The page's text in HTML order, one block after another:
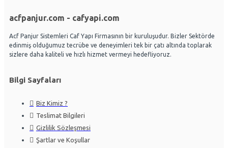
acfpanjur.com - cafyapi.com
Acf Panjur Sistemleri Caf Yapı Firmasının bir kuruluşudur. Bizler Sektörde
edinmiş olduğumuz tecrübe ve deneyimleri tek bir çatı altında toplarak
sizlere daha kaliteli ve hızlı hizmet vermeyi hedefliyoruz.
Bilgi Sayfaları
Biz Kimiz ?
Teslimat Bilgileri
Gizlilik Sözleşmesi
Şartlar ve Koşullar